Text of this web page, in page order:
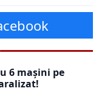
6 mașini pe